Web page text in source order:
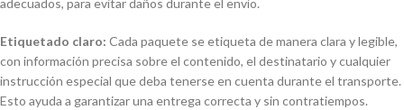
Etiquetado claro: Cada paquete se etiqueta de manera clara y legible,
con información precisa sobre el contenido, el destinatario y cualquier
instrucción especial que deba tenerse en cuenta durante el transporte.
Esto ayuda a garantizar una entrega correcta y sin contratiempos.